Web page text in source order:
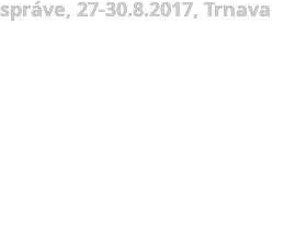
27-30.8.2017, Trnava